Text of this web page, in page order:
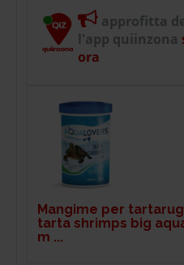
approfitta
l'app quiinzona
ora
Mangime per
tarta shrimps big
m ...